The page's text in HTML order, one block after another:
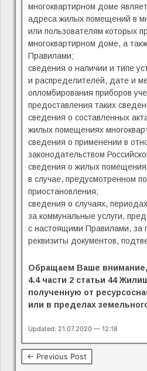
многоквартирном доме
адреса жилых помещений в
или пользователям которых
многоквартирном доме, а
Правилами;
сведения о наличии и типе
и распределителей, дате и
опломбирования приборов
предоставления таких
сведения о составленных
жилых помещениях
сведения о применении в
законодательством
сведения о жилых
в случае, предусмотренном
приостановления;
сведения о случаях,
за коммунальные услуги,
с настоящими Правилами,
реквизиты документов,
Обращаем Ваше внимание,
4.4 части 2 статьи 44
полученную от
или в пределах
Updated: 21.07.2020 — 12:18
← Previous Post